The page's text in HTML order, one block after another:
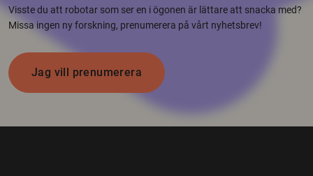
Visste du att robotar som ser en i ögonen är lättare att snacka med?
Missa ingen ny forskning, prenumerera på vårt nyhetsbrev!
Jag vill prenumerera